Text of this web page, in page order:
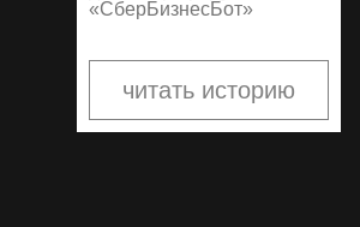
«СберБизнесБот»
читать историю